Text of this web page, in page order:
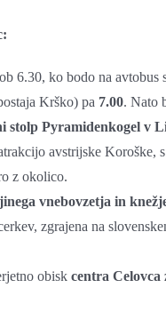
6.30, ko bodo na
Krško) pa 7.00. Nato
stolp Pyramidenkogel v
avstrijske Koroške,
z okolico.
vnebovzetja in
zgrajena na
obisk centra Celovca